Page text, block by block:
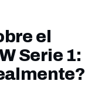
el
Serie 1: